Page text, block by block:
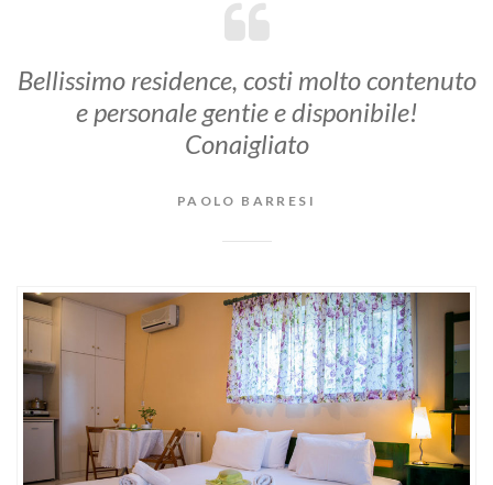
Bellissimo residence, costi molto contenuto
e personale gentie e disponibile!
Conaigliato
PAOLO BARRESI